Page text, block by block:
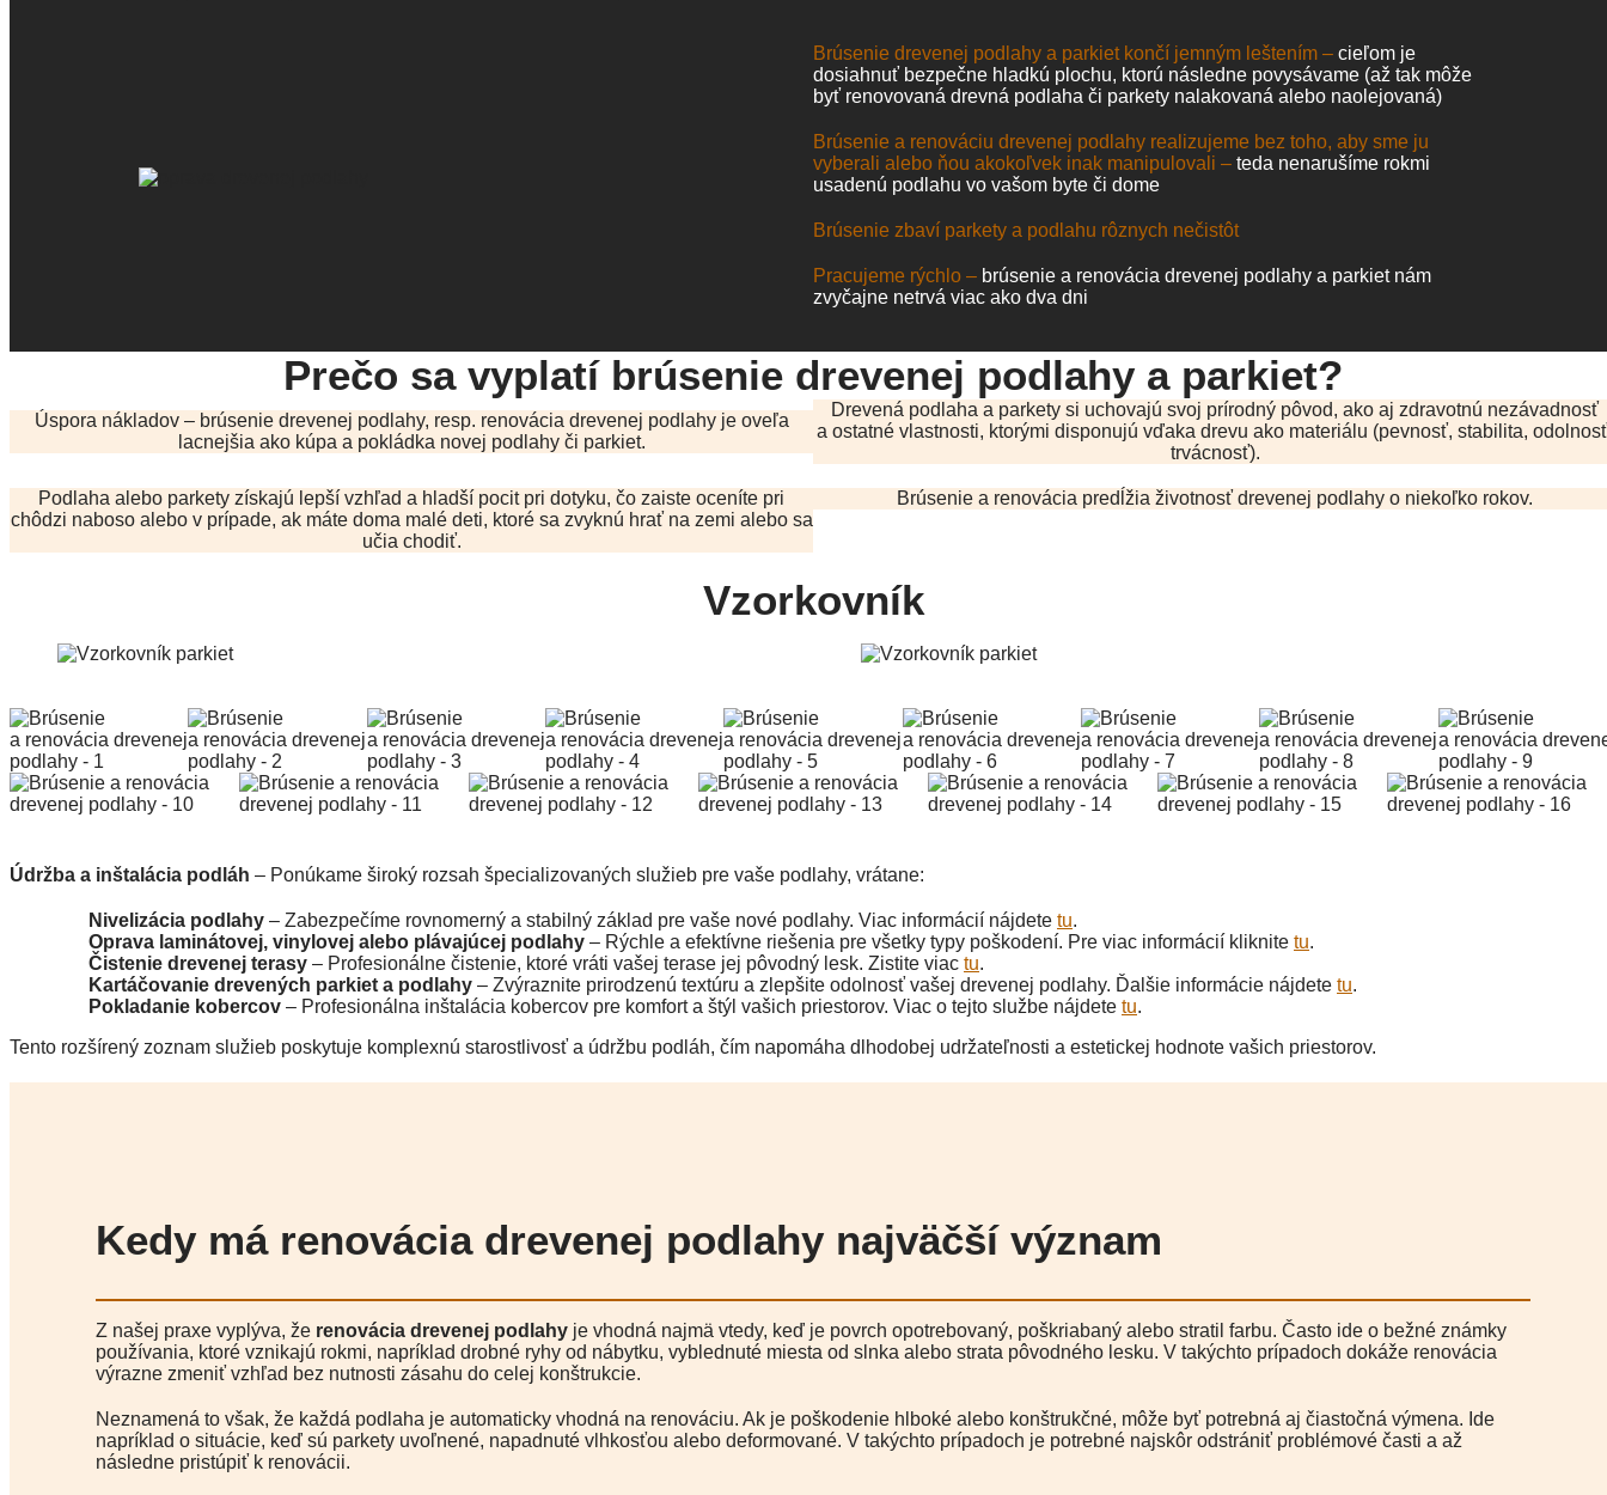
Brúsenie drevenej podlahy a parkiet končí jemným leštením – cieľom je
dosiahnuť bezpečne hladkú plochu, ktorú následne povysávame (až tak môže
byť renovovaná drevná podlaha či parkety nalakovaná alebo naolejovaná)
Brúsenie a renováciu drevenej podlahy realizujeme bez toho, aby sme ju
vyberali alebo ňou akokoľvek inak manipulovali – teda nenarušíme rokmi
usadenú podlahu vo vašom byte či dome
Brúsenie zbaví parkety a podlahu rôznych nečistôt
Pracujeme rýchlo – brúsenie a renovácia drevenej podlahy a parkiet nám
zvyčajne netrvá viac ako dva dni
Prečo sa vyplatí brúsenie drevenej podlahy a parkiet?
Úspora nákladov – brúsenie drevenej podlahy, resp. renovácia drevenej podlahy je oveľa
lacnejšia ako kúpa a pokládka novej podlahy či parkiet.
Drevená podlaha a parkety si uchovajú svoj prírodný pôvod, ako aj zdravotnú nezávadnosť
a ostatné vlastnosti, ktorými disponujú vďaka drevu ako materiálu (pevnosť, stabilita,
trvácnosť).
Podlaha alebo parkety získajú lepší vzhľad a hladší pocit pri dotyku, čo zaiste oceníte pri
chôdzi naboso alebo v prípade, ak máte doma malé deti, ktoré sa zvyknú hrať na zemi alebo sa
učia chodiť.
Brúsenie a renovácia predĺžia životnosť drevenej podlahy o niekoľko rokov.
Vzorkovník
Údržba a inštalácia podláh – Ponúkame široký rozsah špecializovaných služieb pre vaše podlahy, vrátane:
Nivelizácia podlahy – Zabezpečíme rovnomerný a stabilný základ pre vaše nové podlahy. Viac informácií nájdete tu.
Oprava laminátovej, vinylovej alebo plávajúcej podlahy – Rýchle a efektívne riešenia pre všetky typy poškodení. Pre viac informácií kliknite tu.
Čistenie drevenej terasy – Profesionálne čistenie, ktoré vráti vašej terase jej pôvodný lesk. Zistite viac tu.
Kartáčovanie drevených parkiet a podlahy – Zvýraznite prirodzenú textúru a zlepšite odolnosť vašej drevenej podlahy. Ďalšie informácie nájdete tu.
Pokladanie kobercov – Profesionálna inštalácia kobercov pre komfort a štýl vašich priestorov. Viac o tejto službe nájdete tu.
Tento rozšírený zoznam služieb poskytuje komplexnú starostlivosť a údržbu podláh, čím napomáha dlhodobej udržateľnosti a estetickej hodnote vašich priestorov.
Kedy má renovácia drevenej podlahy najväčší význam
Z našej praxe vyplýva, že renovácia drevenej podlahy je vhodná najmä vtedy, keď je povrch opotrebovaný, poškriabaný alebo stratil farbu. Často ide o bežné známky
používania, ktoré vznikajú rokmi, napríklad drobné ryhy od nábytku, vyblednuté miesta od slnka alebo strata pôvodného lesku. V takýchto prípadoch dokáže renovácia
výrazne zmeniť vzhľad bez nutnosti zásahu do celej konštrukcie.
Neznamená to však, že každá podlaha je automaticky vhodná na renováciu. Ak je poškodenie hlboké alebo konštrukčné, môže byť potrebná aj čiastočná výmena. Ide
napríklad o situácie, keď sú parkety uvoľnené, napadnuté vlhkosťou alebo deformované. V takýchto prípadoch je potrebné najskôr odstrániť problémové časti a až
následne pristúpiť k renovácii.